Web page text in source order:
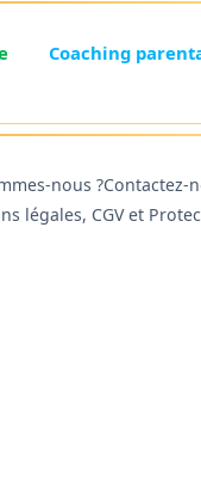
Coaching
nous ?Contactez-
légales, CGV et